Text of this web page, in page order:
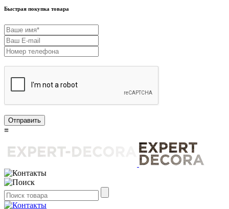
Быстрая покупка товара
Отправить
≡